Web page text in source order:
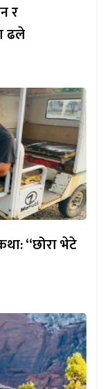
र
ढले
“छोरा भेटे